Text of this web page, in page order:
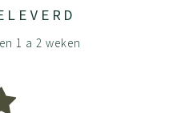
1 a 2 weken